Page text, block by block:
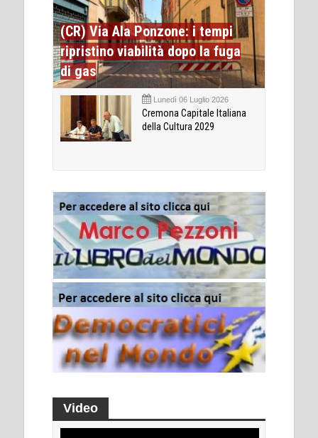
(CR) Via Ala Ponzone: i tempi
ripristino viabilità dopo la fuga
di gas
Lunedì 06 Luglio 2026
Cremona Capitale Italiana
della Cultura 2029
Video